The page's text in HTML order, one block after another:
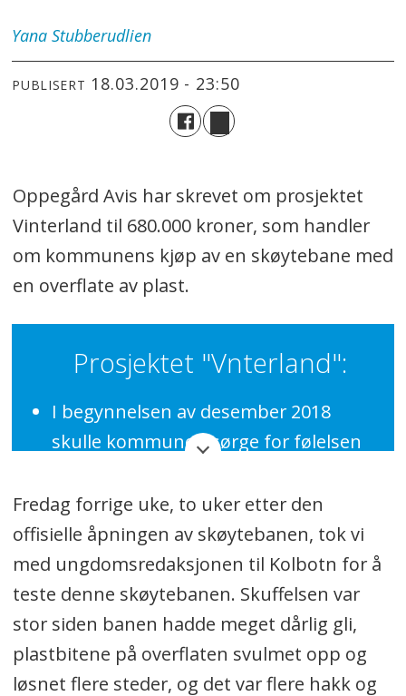
Yana Stubberudlien
PUBLISERT 18.03.2019 - 23:50
Oppegård Avis har skrevet om prosjektet
Vinterland til 680.000 kroner, som handler
om kommunens kjøp av en skøytebane med
en overflate av plast.
Prosjektet "Vnterland":
I begynnelsen av desember 2018
skulle kommunen sørge for følelsen
kunstisbane på minst 200
kvadratmeter på Jan Baalsruds plass.
Budsjettet for prosjektet er på
680.000 kroner, som inkluderer
skøytebanen, trærne rundt og
belysningen, samt montering.
Fredag forrige uke, to uker etter den
offisielle åpningen av skøytebanen, tok vi
med ungdomsredaksjonen til Kolbotn for å
teste denne skøytebanen. Skuffelsen var
stor siden banen hadde meget dårlig gli,
plastbitene på overflaten svulmet opp og
løsnet flere steder, og det var flere hakk og